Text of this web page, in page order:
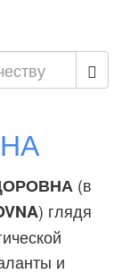
(в
) глядя
и